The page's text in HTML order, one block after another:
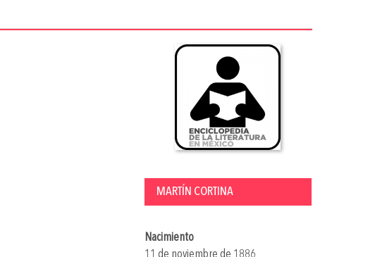
MARTÍN CORTINA
Nacimiento
11 de noviembre de 1886